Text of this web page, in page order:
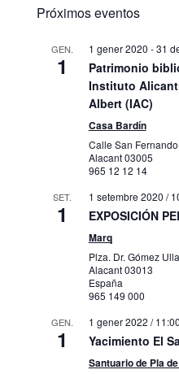
Próximos eventos
GEN.
1
1 gener 2020 -31
Patrimonio
Instituto
Albert (IAC)
Casa Bardín
Calle San
Alacant03005
965 12 12 14
SET.
1
1 setembre 2020 /
EXPOSICIÓN
Marq
Plza. Dr. Gómez
Alacant03013
España
965 149 000
GEN.
1
1 gener 2022 / 11:00
Yacimiento El
Santuario de Pla